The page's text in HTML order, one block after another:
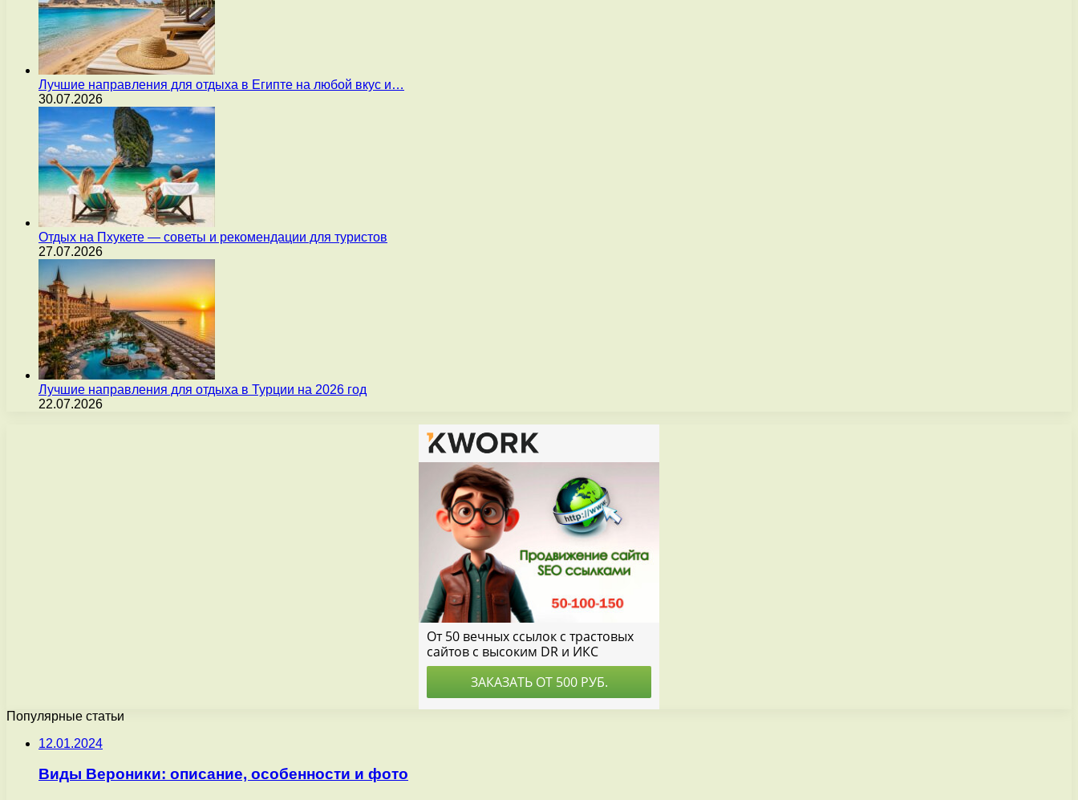
Лучшие направления для отдыха в Египте на любой вкус и…
30.07.2026
Отдых на Пхукете — советы и рекомендации для туристов
27.07.2026
Лучшие направления для отдыха в Турции на 2026 год
22.07.2026
Популярные статьи
12.01.2024
Виды Вероники: описание, особенности и фото